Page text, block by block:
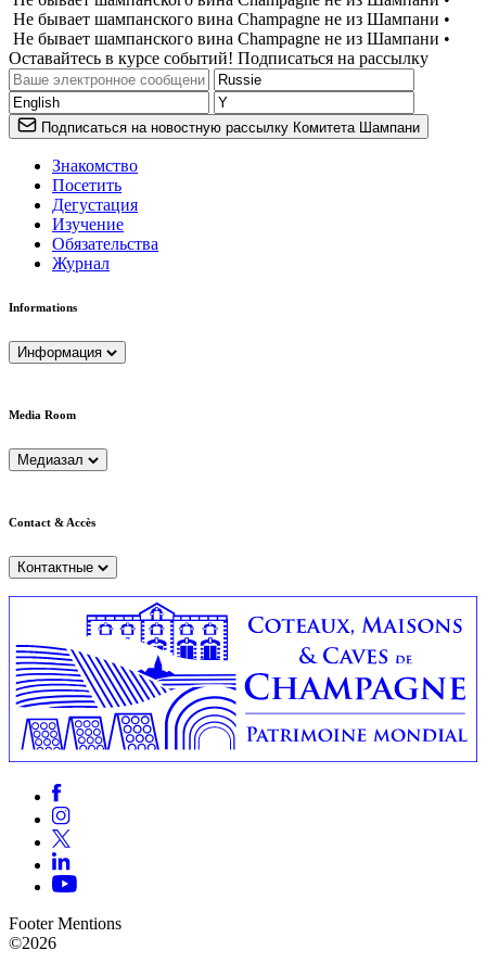
Не бывает шампанского вина Champagne не из Шампани •
Не бывает шампанского вина Champagne не из Шампани •
Оставайтесь в курсе событий! Подписаться на рассылку
Подписаться на новостную рассылку Комитета Шампани
Знакомство
Посетить
Дегустация
Изучение
Обязательства
Журнал
Informations
Информация
Media Room
Медиазал
Contact & Accès
Контактные
Footer Mentions
©2026